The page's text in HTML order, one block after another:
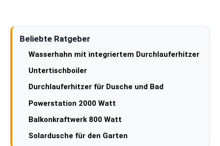
Beliebte Ratgeber
Wasserhahn mit integriertem Durchlauferhitzer
Untertischboiler
Durchlauferhitzer für Dusche und Bad
Powerstation 2000 Watt
Balkonkraftwerk 800 Watt
Solardusche für den Garten